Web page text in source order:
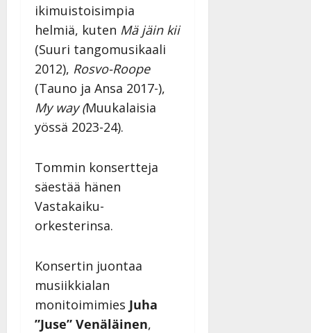
ikimuistoisimpia
helmiä, kuten Mä jäin kii
(Suuri tangomusikaali
2012), Rosvo-Roope
(Tauno ja Ansa 2017-),
My way (Muukalaisia
yössä 2023-24).
Tommin konsertteja
säestää hänen
Vastakaiku-
orkesterinsa.
Konsertin juontaa
musiikkialan
monitoimimies Juha
”Juse” Venäläinen,